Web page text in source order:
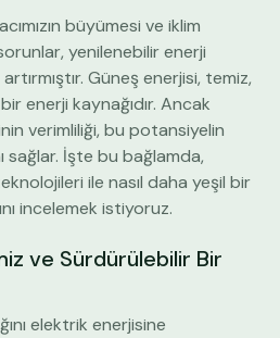
büyümesi ve iklim
yenilenebilir enerji
Güneş enerjisi, temiz,
enerji kaynağıdır. Ancak
verimliliği, bu potansiyelin
sağlar. İşte bu bağlamda,
ile nasıl daha yeşil bir
incelemek istiyoruz.
ve Sürdürülebilir Bir
elektrik enerjisine